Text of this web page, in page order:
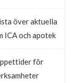
över aktuella
ICA och apotek
för